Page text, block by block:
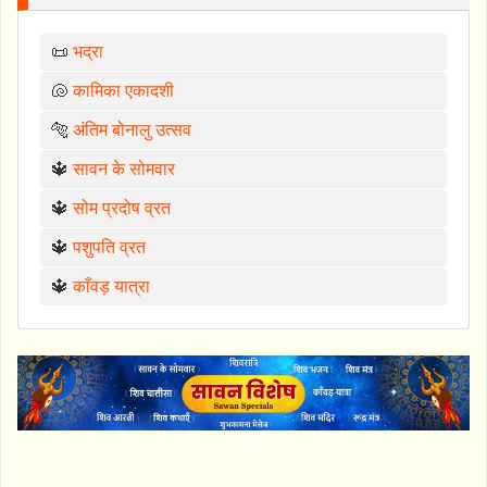
📜 भद्रा
🐚कामिका एकादशी
🐅 अंतिम बोनालु उत्सव
🔱सावन के सोमवार
🔱सोम प्रदोष व्रत
🔱पशुपति व्रत
🔱काँवड़ यात्रा